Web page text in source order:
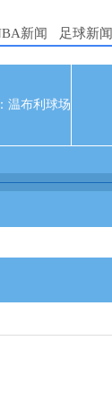
新闻 足球新闻
温布利球场